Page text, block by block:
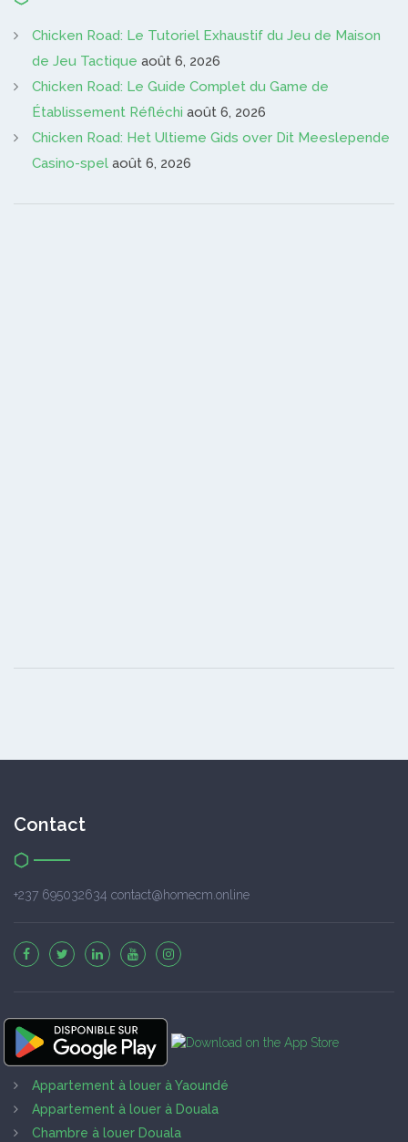
Chicken Road: Le Tutoriel Exhaustif du Jeu de Maison
de Jeu Tactique août 6, 2026
Chicken Road: Le Guide Complet du Game de
Établissement Réfléchi août 6, 2026
Chicken Road: Het Ultieme Gids over Dit Meeslepende
Casino-spel août 6, 2026
Contact
+237 695032634 contact@homecm.online
Appartement à louer à Yaoundé
Appartement à louer à Douala
Chambre à louer Douala